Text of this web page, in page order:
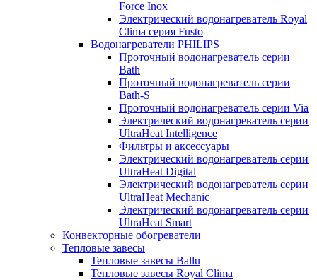
Force Inox
Электрический водонагреватель Royal
Clima серия Fusto
Водонагреватели PHILIPS
Проточный водонагреватель серии
Bath
Проточный водонагреватель серии
Bath-S
Проточный водонагреватель серии Via
Электрический водонагреватель серии
UltraHeat Intelligence
Фильтры и аксессуары
Электрический водонагреватель серии
UltraHeat Digital
Электрический водонагреватель серии
UltraHeat Mechanic
Электрический водонагреватель серии
UltraHeat Smart
Конвекторные обогреватели
Тепловые завесы
Тепловые завесы Ballu
Тепловые завесы Royal Clima